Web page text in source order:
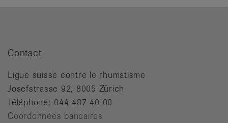
Contact
Ligue suisse contre le rhumatisme
Josefstrasse 92, 8005 Zürich
Téléphone: 044 487 40 00
Coordonnées bancaires